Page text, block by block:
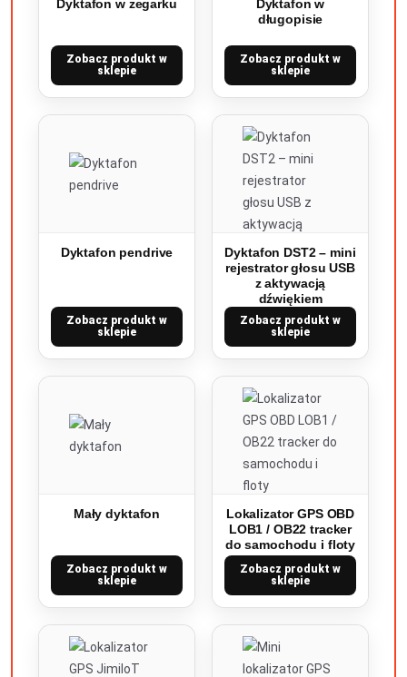
Dyktafon w zegarku
Zobacz produkt w
sklepie
Dyktafon w
długopisie
Zobacz produkt w
sklepie
Dyktafon pendrive
Zobacz produkt w
sklepie
Dyktafon DST2 – mini
rejestrator głosu USB
z aktywacją
dźwiękiem
Zobacz produkt w
sklepie
Mały dyktafon
Zobacz produkt w
sklepie
Lokalizator GPS OBD
LOB1 / OB22 tracker
do samochodu i floty
Zobacz produkt w
sklepie